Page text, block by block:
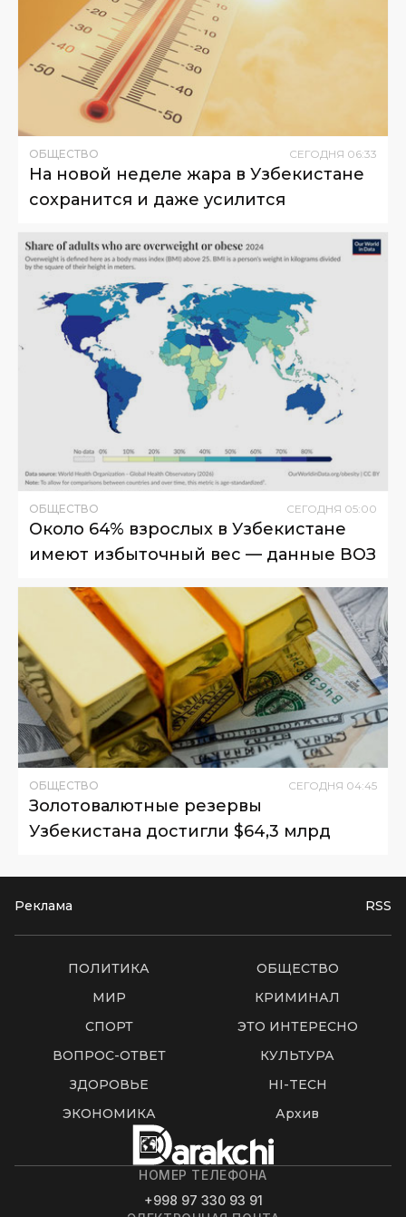
ОБЩЕСТВО СЕГОДНЯ 06:33
На новой неделе жара в Узбекистане
сохранится и даже усилится
ОБЩЕСТВО СЕГОДНЯ 05:00
Около 64% взрослых в Узбекистане
имеют избыточный вес — данные ВОЗ
ОБЩЕСТВО СЕГОДНЯ 04:45
Золотовалютные резервы
Узбекистана достигли $64,3 млрд
Реклама RSS
ПОЛИТИКА
ОБЩЕСТВО
МИР
КРИМИНАЛ
СПОРТ
ЭТО ИНТЕРЕСНО
ВОПРОС-ОТВЕТ
КУЛЬТУРА
ЗДОРОВЬЕ
HI-TECH
ЭКОНОМИКА
Архив
НОМЕР ТЕЛЕФОНА
+998 97 330 93 91